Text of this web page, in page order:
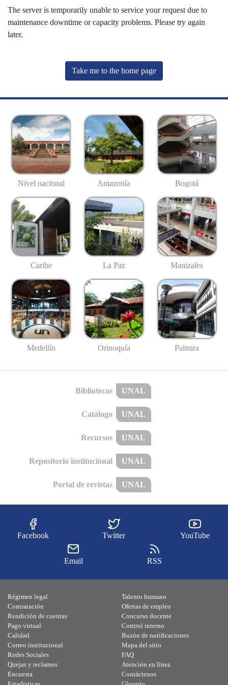
The server is temporarily unable to service your request due to
maintenance downtime or capacity problems. Please try again
later.
Take me to the home page
Nivel nacional Amazonía Bogotá
Caribe La Paz Manizales
Medellín Orinoquía Palmira
Bibliotecas UNAL
Catálogo UNAL
Recursos UNAL
Repositorio institucional UNAL
Portal de revistas UNAL
Facebook Twitter YouTube
Email RSS
Régimen legal
Contratación
Rendición de cuentas
Pago virtual
Calidad
Talento humano
Ofertas de empleo
Concurso docente
Control interno
Buzón de notificaciones
Correo institucional
Redes Sociales
Quejas y reclamos
Encuesta
Mapa del sitio
FAQ
Atención en línea
Contáctenos